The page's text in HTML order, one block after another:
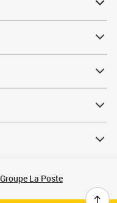
Groupe La Poste